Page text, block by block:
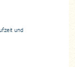
und